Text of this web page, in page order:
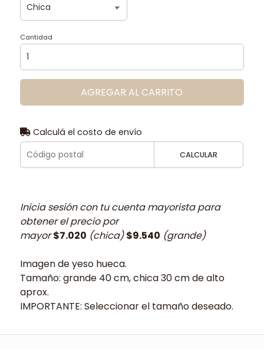
Cantidad
AGREGAR AL CARRITO
Calculá el costo de envío
CALCULAR
Inicia sesión con tu cuenta mayorista para
obtener el precio por
mayor$7.020 (chica)$9.540 (grande)
Imagen de yeso hueca.
Tamaño: grande 40 cm, chica 30 cm de alto
aprox.
IMPORTANTE: Seleccionar el tamaño deseado.